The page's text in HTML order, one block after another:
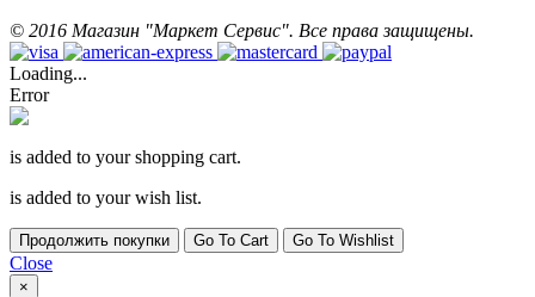
© 2016 Магазин "Маркет Сервис". Все права защищены.
Loading...
Error
is added to your shopping cart.
is added to your wish list.
Продолжить покупки Go To Cart Go To Wishlist
Close
×